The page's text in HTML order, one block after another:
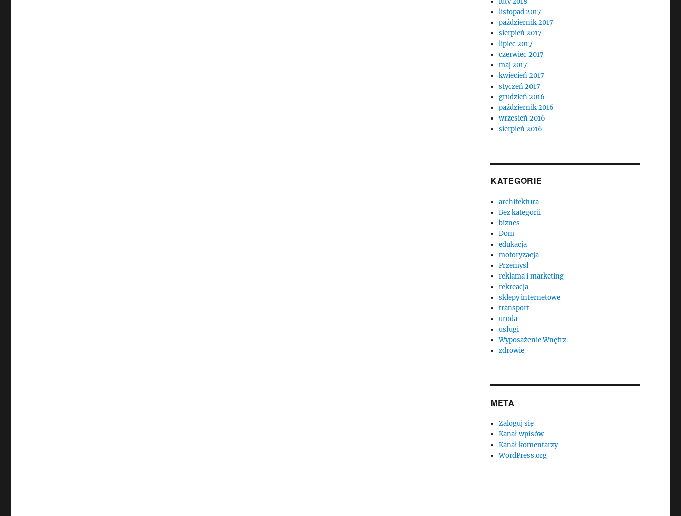
listopad 2017
październik 2017
sierpień 2017
lipiec 2017
czerwiec 2017
maj 2017
kwiecień 2017
styczeń 2017
grudzień 2016
październik 2016
wrzesień 2016
sierpień 2016
KATEGORIE
architektura
Bez kategorii
biznes
Dom
edukacja
motoryzacja
Przemysł
reklama i marketing
rekreacja
sklepy internetowe
transport
uroda
usługi
Wyposażenie Wnętrz
zdrowie
META
Zaloguj się
Kanał wpisów
Kanał komentarzy
WordPress.org